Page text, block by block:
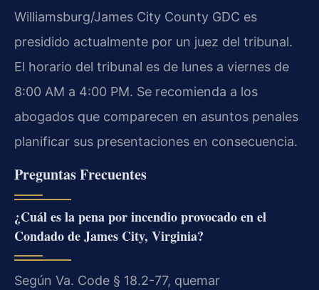
Williamsburg/James City County GDC es
presidido actualmente por un juez del tribunal.
El horario del tribunal es de lunes a viernes de
8:00 AM a 4:00 PM. Se recomienda a los
abogados que comparecen en asuntos penales
planificar sus presentaciones en consecuencia.
Preguntas Frecuentes
¿Cuál es la pena por incendio provocado en el
Condado de James City, Virginia?
Según Va. Code § 18.2-77, quemar